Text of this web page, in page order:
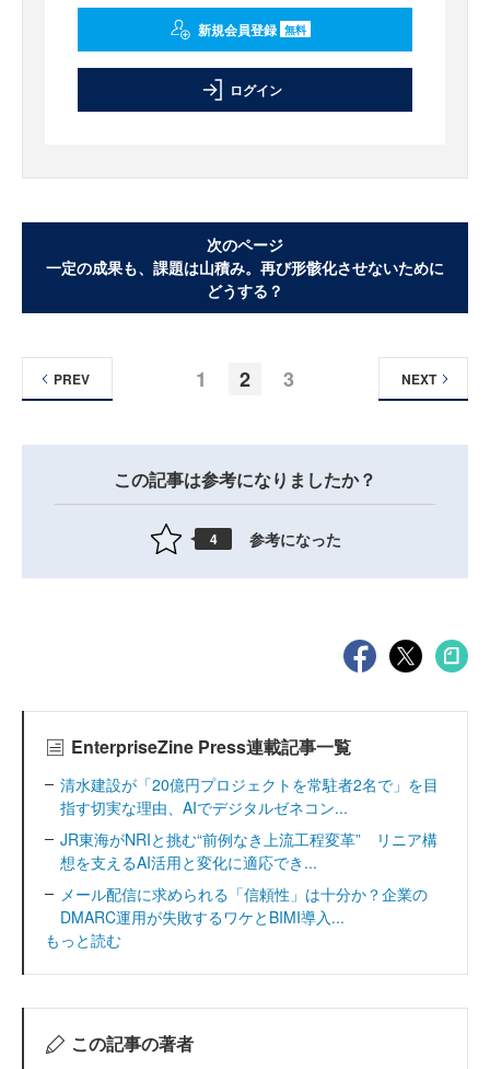
新規会員登録 無料
ログイン
次のページ
一定の成果も、課題は山積み。再び形骸化させないために
どうする？
1 2 3
PREV NEXT
この記事は参考になりましたか？
4 参考になった
EnterpriseZine Press連載記事一覧
清水建設が「20億円プロジェクトを常駐者2名で」を目
指す切実な理由、AIでデジタルゼネコン...
JR東海がNRIと挑む“前例なき上流工程変革” リニア構
想を支えるAI活用と変化に適応でき...
メール配信に求められる「信頼性」は十分か？企業の
DMARC運用が失敗するワケとBIMI導入...
もっと読む
この記事の著者